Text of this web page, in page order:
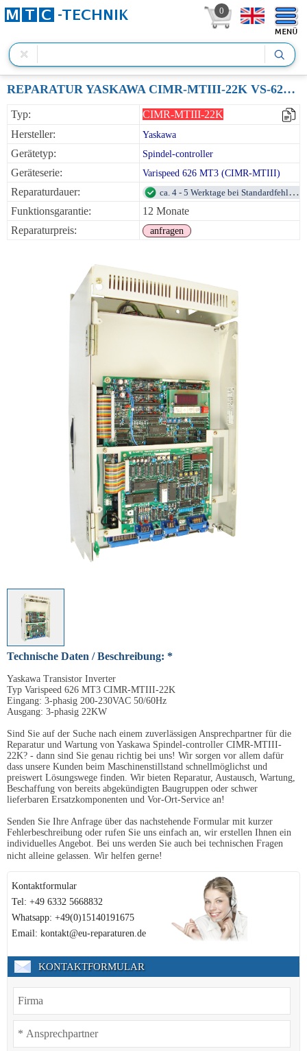
0
REPARATUR YASKAWA CIMR-MTIII-22K VS-626MTIII TRANSISTOR INVERTER 22KW 230V
Typ:
CIMR-MTIII-22K
Hersteller:
Yaskawa
Gerätetyp: Spindel-controller
Geräteserie: Varispeed 626 MT3 (CIMR-MTIII)
Reparaturdauer:
ca. 4 - 5 Werktage bei Standardfehlern
Funktionsgarantie:
12 Monate
Reparaturpreis:
anfragen
Technische Daten / Beschreibung: *
Yaskawa Transistor Inverter
Typ Varispeed 626 MT3 CIMR-MTIII-22K
Eingang: 3-phasig 200-230VAC 50/60Hz
Ausgang: 3-phasig 22KW
Sind Sie auf der Suche nach einem zuverlässigen Ansprechpartner für die
Reparatur und Wartung von Yaskawa Spindel-controller CIMR-MTIII-
22K? - dann sind Sie genau richtig bei uns! Wir sorgen vor allem dafür
dass unsere Kunden beim Maschinenstillstand schnellmöglichst und
preiswert Lösungswege finden. Wir bieten Reparatur, Austausch, Wartung,
Beschaffung von bereits abgekündigten Baugruppen oder schwer
lieferbaren Ersatzkomponenten und Vor-Ort-Service an!
Senden Sie Ihre Anfrage über das nachstehende Formular mit kurzer
Fehlerbeschreibung oder rufen Sie uns einfach an, wir erstellen Ihnen ein
individuelles Angebot. Bei uns werden Sie auch bei technischen Fragen
nicht alleine gelassen. Wir helfen gerne!
Kontaktformular
Tel: +49 6332 5668832
Whatsapp: +49(0)15140191675
Email: kontakt@eu-reparaturen.de
KONTAKTFORMULAR